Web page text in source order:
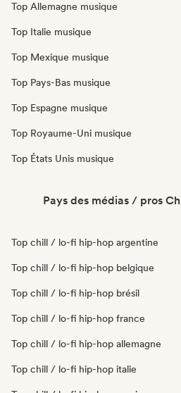
Top Allemagne musique
Top Italie musique
Top Mexique musique
Top Pays-Bas musique
Top Espagne musique
Top Royaume-Uni musique
Top États Unis musique
Pays des médias / pros
Top chill / lo-fi hip-hop argentine
Top chill / lo-fi hip-hop belgique
Top chill / lo-fi hip-hop brésil
Top chill / lo-fi hip-hop france
Top chill / lo-fi hip-hop allemagne
Top chill / lo-fi hip-hop italie